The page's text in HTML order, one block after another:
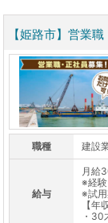
【姫路市】営業
職種 建設
給与
月給
※経
※試
【年
・